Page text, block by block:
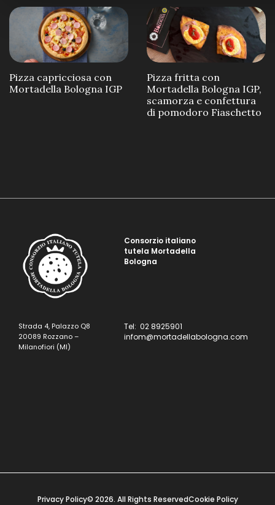
Pizza capricciosa con
Mortadella Bologna IGP
Pizza fritta con
Mortadella Bologna IGP,
scamorza e confettura
di pomodoro Fiaschetto
Consorzio italiano
tutela Mortadella
Bologna
Strada 4, Palazzo Q8
20089 Rozzano –
Milanofiori (MI)
Tel: 02 8925901
infom@mortadellabologna.com
Privacy Policy© 2026. All Rights ReservedCookie Policy